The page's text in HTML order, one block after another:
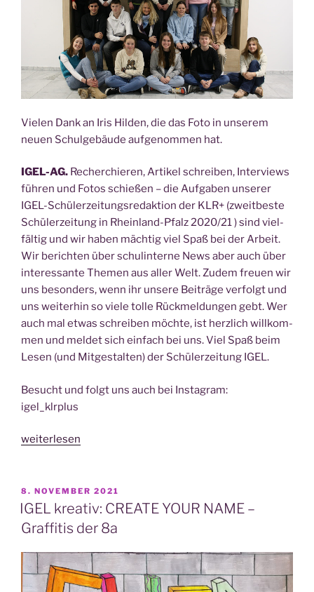
Vie­len Dank an Iris Hil­den, die das Foto in unse­rem
neu­en Schul­ge­bäu­de auf­ge­nom­men hat.
IGEL-AG. Recher­chie­ren, Arti­kel schrei­ben, Inter­views
füh­ren und Fotos schie­ßen – die Auf­ga­ben unse­rer
IGEL-Schü­ler­zei­tungs­re­dak­ti­on der KLR+ (zweit­bes­te
Schü­ler­zei­tung in Rhein­land-Pfalz 2020/21 ) sind viel­
fäl­tig und wir haben mäch­tig viel Spaß bei der Arbeit.
Wir berich­ten über schul­in­ter­ne News aber auch über
inter­es­san­te The­men aus aller Welt. Zudem freu­en wir
uns beson­ders, wenn ihr unse­re Bei­trä­ge ver­folgt und
uns wei­ter­hin so vie­le tol­le Rück­mel­dun­gen gebt. Wer
auch mal etwas schrei­ben möch­te, ist herz­lich will­kom­
men und mel­det sich ein­fach bei uns. Viel Spaß beim
Lesen (und Mit­ge­stal­ten) der Schü­ler­zei­tung IGEL.
Besucht und folgt uns auch bei Instagram:
igel_klrplus
„Das
aktu­
el­
le
ler­
zei­
weiterlesen
VERÖFFENTLICHT
AM
8. NOVEMBER 2021
IGEL kreativ: CREATE YOUR NAME –
Graffitis der 8a